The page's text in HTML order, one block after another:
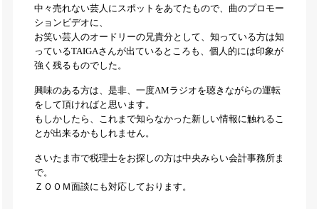
中々売れない芸人にスポットをあてたもので、曲のプロモー
ションビデオに、
お笑い芸人のオードリーの兄貴分として、知っている方は知
っているTAIGAさんが出ているところも、個人的には印象が
強く残るものでした。
興味のある方は、是非、一度AMラジオを聴きながらの運転
をして頂ければと思います。
もしかしたら、これまで知らなかった新しい情報に触れるこ
とが出来るかもしれません。
さいたま市で税理士をお探しの方は中央みらい会計事務所ま
で。
ＺＯＯＭ面談にも対応しております。